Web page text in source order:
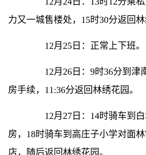
力又一城售楼处，15时30分返回林
12月25日：正常上下班。
12月26日：9时36分到津
房手续，11:36分返回林绣花园。
12月27日：14时骑车到白
房，18时骑车到高庄子小学对面
店，随后返回林绣花园。